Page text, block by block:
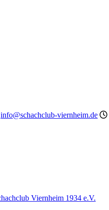
info@schachclub-viernheim.de